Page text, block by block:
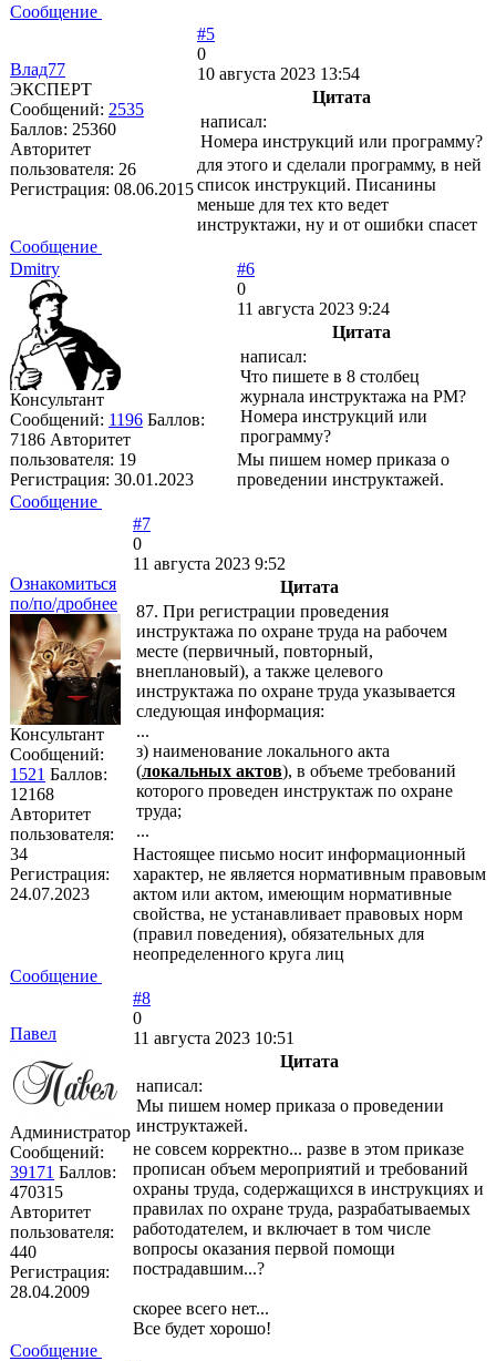
Сообщение
Влад77
ЭКСПЕРТ
Сообщений: 2535
Баллов: 25360
Авторитет
пользователя: 26
Регистрация: 08.06.2015
#5
0
10 августа 2023 13:54
Цитата
написал:
Номера инструкций или программу?
для этого и сделали программу, в ней
список инструкций. Писанины
меньше для тех кто ведет
инструктажи, ну и от ошибки спасет
Сообщение
Dmitry
Консультант
Сообщений: 1196 Баллов:
7186 Авторитет
пользователя: 19
Регистрация: 30.01.2023
#6
0
11 августа 2023 9:24
Цитата
написал:
Что пишете в 8 столбец
журнала инструктажа на РМ?
Номера инструкций или
программу?
Мы пишем номер приказа о
проведении инструктажей.
Сообщение
Ознакомиться
по/по/дробнее
Консультант
Сообщений:
1521 Баллов:
12168
Авторитет
пользователя:
34
Регистрация:
24.07.2023
#7
0
11 августа 2023 9:52
Цитата
87. При регистрации проведения
инструктажа по охране труда на рабочем
месте (первичный, повторный,
внеплановый), а также целевого
инструктажа по охране труда указывается
следующая информация:
...
з) наименование локального акта
(локальных актов), в объеме требований
которого проведен инструктаж по охране
труда;
...
Настоящее письмо носит информационный
характер, не является нормативным правовым
актом или актом, имеющим нормативные
свойства, не устанавливает правовых норм
(правил поведения), обязательных для
неопределенного круга лиц
Сообщение
Павел
Администратор
Сообщений:
39171 Баллов:
470315
Авторитет
пользователя:
440
Регистрация:
28.04.2009
#8
0
11 августа 2023 10:51
Цитата
написал:
Мы пишем номер приказа о проведении
инструктажей.
не совсем корректно... разве в этом приказе
прописан объем мероприятий и требований
охраны труда, содержащихся в инструкциях и
правилах по охране труда, разрабатываемых
работодателем, и включает в том числе
вопросы оказания первой помощи
пострадавшим...?
скорее всего нет...
Все будет хорошо!
Сообщение